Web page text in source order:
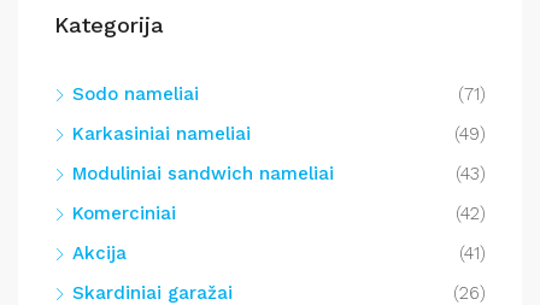
Kategorija
Sodo nameliai
(71)
Karkasiniai nameliai
(49)
Moduliniai sandwich nameliai
(43)
Komerciniai
(42)
Akcija
(41)
Skardiniai garažai
(26)